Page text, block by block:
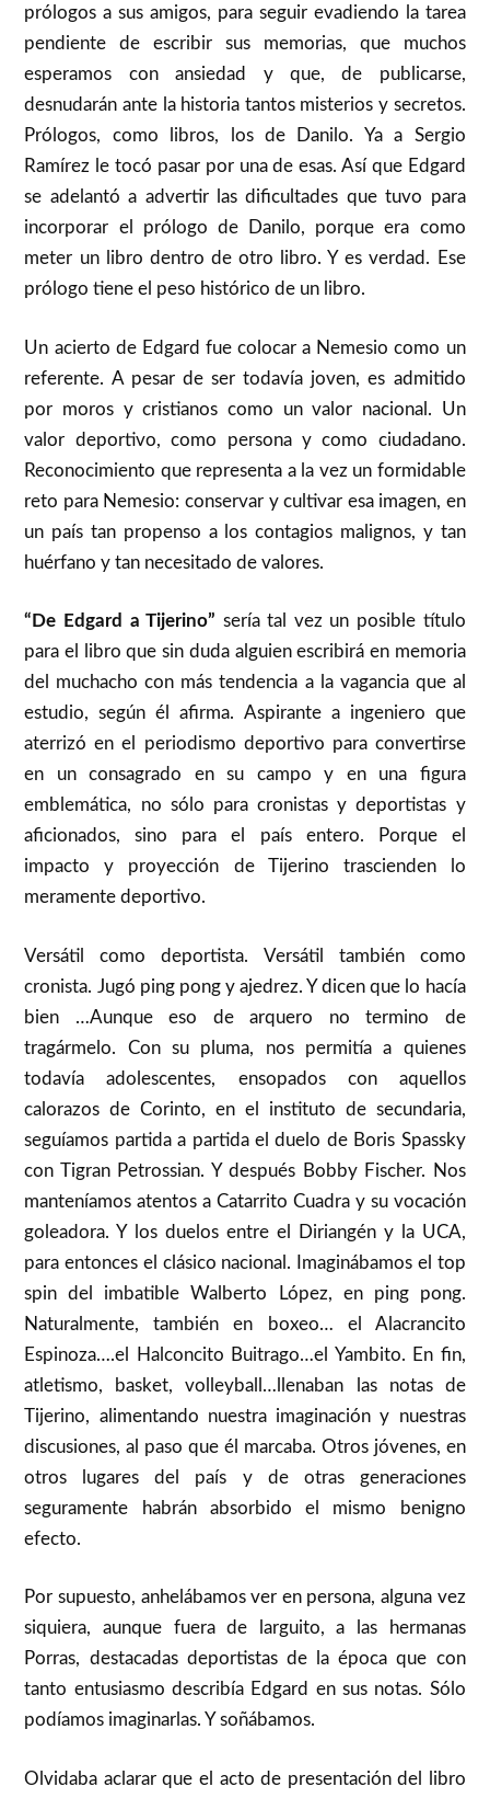
prólogos a sus amigos, para seguir evadiendo la tarea
pendiente de escribir sus memorias, que muchos
esperamos con ansiedad y que, de publicarse,
desnudarán ante la historia tantos misterios y secretos.
Prólogos, como libros, los de Danilo. Ya a Sergio
Ramírez le tocó pasar por una de esas. Así que Edgard
se adelantó a advertir las dificultades que tuvo para
incorporar el prólogo de Danilo, porque era como
meter un libro dentro de otro libro. Y es verdad. Ese
prólogo tiene el peso histórico de un libro.
Un acierto de Edgard fue colocar a Nemesio como un
referente. A pesar de ser todavía joven, es admitido
por moros y cristianos como un valor nacional. Un
valor deportivo, como persona y como ciudadano.
Reconocimiento que representa a la vez un formidable
reto para Nemesio: conservar y cultivar esa imagen, en
un país tan propenso a los contagios malignos, y tan
huérfano y tan necesitado de valores.
“De Edgard a Tijerino” sería tal vez un posible título
para el libro que sin duda alguien escribirá en memoria
del muchacho con más tendencia a la vagancia que al
estudio, según él afirma. Aspirante a ingeniero que
aterrizó en el periodismo deportivo para convertirse
en un consagrado en su campo y en una figura
emblemática, no sólo para cronistas y deportistas y
aficionados, sino para el país entero. Porque el
impacto y proyección de Tijerino trascienden lo
meramente deportivo.
Versátil como deportista. Versátil también como
cronista. Jugó ping pong y ajedrez. Y dicen que lo hacía
bien …Aunque eso de arquero no termino de
tragármelo. Con su pluma, nos permitía a quienes
todavía adolescentes, ensopados con aquellos
calorazos de Corinto, en el instituto de secundaria,
seguíamos partida a partida el duelo de Boris Spassky
con Tigran Petrossian. Y después Bobby Fischer. Nos
manteníamos atentos a Catarrito Cuadra y su vocación
goleadora. Y los duelos entre el Diriangén y la UCA,
para entonces el clásico nacional. Imaginábamos el top
spin del imbatible Walberto López, en ping pong.
Naturalmente, también en boxeo… el Alacrancito
Espinoza….el Halconcito Buitrago…el Yambito. En fin,
atletismo, basket, volleyball…llenaban las notas de
Tijerino, alimentando nuestra imaginación y nuestras
discusiones, al paso que él marcaba. Otros jóvenes, en
otros lugares del país y de otras generaciones
seguramente habrán absorbido el mismo benigno
efecto.
Por supuesto, anhelábamos ver en persona, alguna vez
siquiera, aunque fuera de larguito, a las hermanas
Porras, destacadas deportistas de la época que con
tanto entusiasmo describía Edgard en sus notas. Sólo
podíamos imaginarlas. Y soñábamos.
Olvidaba aclarar que el acto de presentación del libro